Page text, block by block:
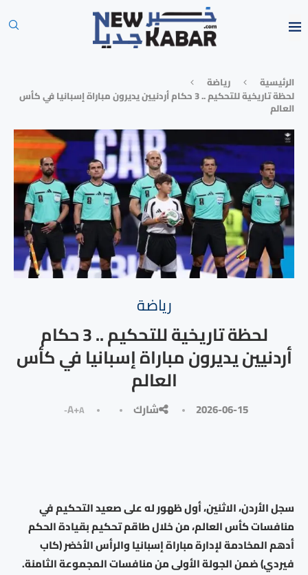
الرئيسية
رياضة
لحظة تاريخية للتحكيم .. 3 حكام أردنيين يديرون مباراة إسبانيا في كأس
العالم
رياضة
لحظة تاريخية للتحكيم .. 3 حكام
أردنيين يديرون مباراة إسبانيا في كأس
العالم
2026-06-15 شارك A+A-
سجل الأردن، الاثنين، أول ظهور له على صعيد التحكيم في
منافسات كأس العالم، من خلال طاقم تحكيم بقيادة الحكم
أدهم المخادمة لإدارة مباراة إسبانيا والرأس الأخضر (كاب
فيردي) ضمن الجولة الأولى من منافسات المجموعة الثامنة.